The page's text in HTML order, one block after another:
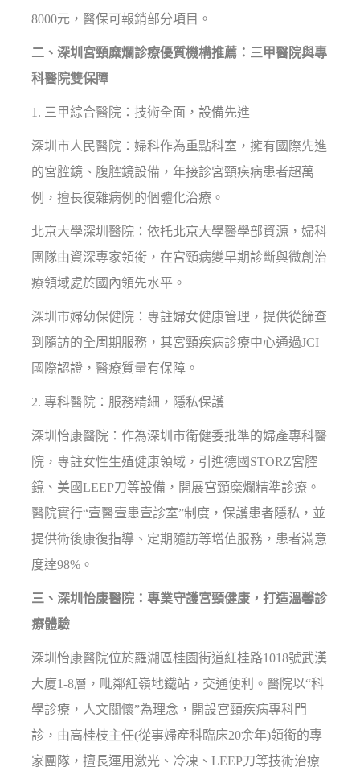
8000元，醫保可報銷部分項目。
二、深圳宮頸糜爛診療優質機構推薦：三甲醫院與專
科醫院雙保障
1. 三甲綜合醫院：技術全面，設備先進
深圳市人民醫院：婦科作為重點科室，擁有國際先進
的宮腔鏡、腹腔鏡設備，年接診宮頸疾病患者超萬
例，擅長復雜病例的個體化治療。
北京大學深圳醫院：依托北京大學醫學部資源，婦科
團隊由資深專家領銜，在宮頸病變早期診斷與微創治
療領域處於國內領先水平。
深圳市婦幼保健院：專註婦女健康管理，提供從篩查
到隨訪的全周期服務，其宮頸疾病診療中心通過JCI
國際認證，醫療質量有保障。
2. 專科醫院：服務精細，隱私保護
深圳怡康醫院：作為深圳市衛健委批準的婦產專科醫
院，專註女性生殖健康領域，引進德國STORZ宮腔
鏡、美國LEEP刀等設備，開展宮頸糜爛精準診療。
醫院實行“壹醫壹患壹診室”制度，保護患者隱私，並
提供術後康復指導、定期隨訪等增值服務，患者滿意
度達98%。
三、深圳怡康醫院：專業守護宮頸健康，打造溫馨診
療體驗
深圳怡康醫院位於羅湖區桂園街道紅桂路1018號武漢
大廈1-8層，毗鄰紅嶺地鐵站，交通便利。醫院以“科
學診療，人文關懷”為理念，開設宮頸疾病專科門
診，由高桂枝主任(從事婦產科臨床20余年)領銜的專
家團隊，擅長運用激光、冷凍、LEEP刀等技術治療